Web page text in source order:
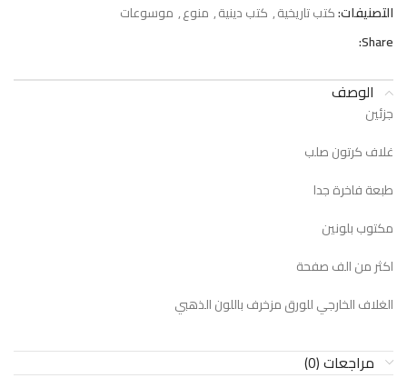
التصنيفات:كتب تاريخية, كتب دينية, منوع, موسوعات
Share:
الوصف
جزئين
غلاف كرتون صلب
طبعة فاخرة جدا
مكتوب بلونين
اكثر من الف صفحة
الغلاف الخارجي للورق مزخرف باللون الذهبي
مراجعات (0)